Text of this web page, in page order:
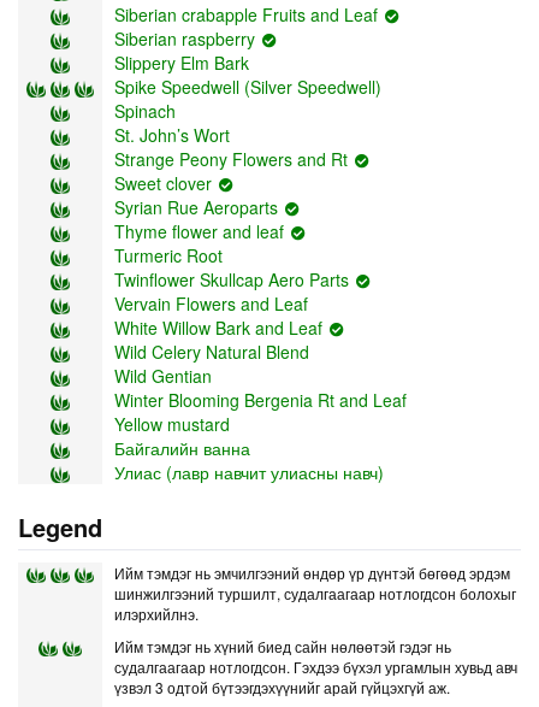
Siberian crabapple Fruits and Leaf
Siberian raspberry
Slippery Elm Bark
Spike Speedwell (Silver Speedwell)
Spinach
St. John’s Wort
Strange Peony Flowers and Rt
Sweet clover
Syrian Rue Aeroparts
Thyme flower and leaf
Turmeric Root
Twinflower Skullcap Aero Parts
Vervain Flowers and Leaf
White Willow Bark and Leaf
Wild Celery Natural Blend
Wild Gentian
Winter Blooming Bergenia Rt and Leaf
Yellow mustard
Байгалийн ванна
Улиас (лавр навчит улиасны навч)
Legend
Ийм тэмдэг нь эмчилгээний өндөр үр дүнтэй бөгөөд эрдэм
шинжилгээний туршилт, судалгаагаар нотлогдсон болохыг
илэрхийлнэ.
Ийм тэмдэг нь хүний биед сайн нөлөөтэй гэдэг нь
судалгаагаар нотлогдсон. Гэхдээ бүхэл ургамлын хувьд авч
үзвэл 3 одтой бүтээгдэхүүнийг арай гүйцэхгүй аж.